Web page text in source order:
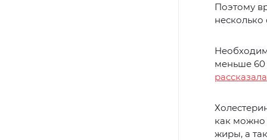
Поэтому
несколько
меньше 60
рассказала
как можно
жиры, а